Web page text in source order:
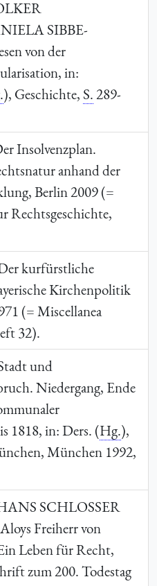
SIBBE-
von der
in:
), Geschichte,S.289-
Insolvenzplan.
anhand der
Berlin 2009 (=
Rechtsgeschichte,
kurfürstliche
Kirchenpolitik
(= Miscellanea
32).
und
Niedergang, Ende
1818, in: Ders. (Hg.),
München 1992,
SCHLOSSER
Freiherr von
Leben für Recht,
zum 200. Todestag